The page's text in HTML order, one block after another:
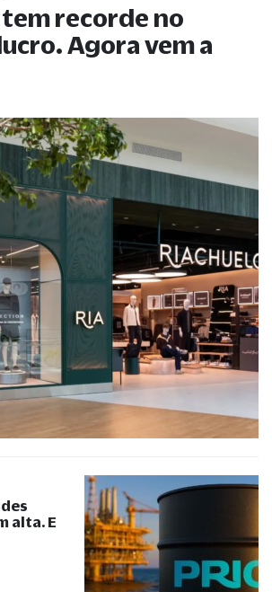
tem recorde no
Agora vem a
alta. E